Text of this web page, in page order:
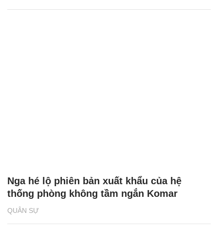
QUÂN SỰ
Nga hé lộ phiên bản xuất khẩu của hệ
thống phòng không tầm ngắn Komar